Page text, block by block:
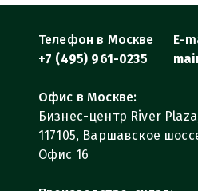
Телефон в Москве
+7 (495) 961-0235
E-
Офис в Москве:
Бизнес-центр River
117105, Варшавское
Офис 16